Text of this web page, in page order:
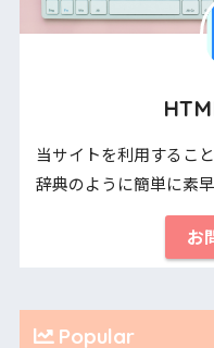
当サイトを利用するこ
辞典のように簡単に素
お
Popular